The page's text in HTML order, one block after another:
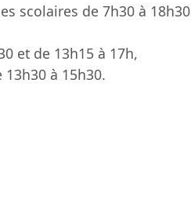
scolaires de 7h30 à 18h30
et de 13h15 à 17h,
à 15h30.